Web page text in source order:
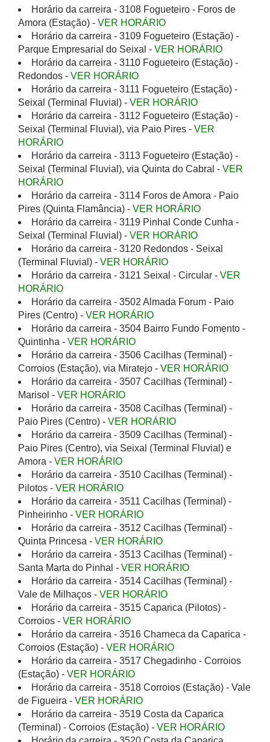
Horário da carreira - 3108 Fogueteiro - Foros de
Amora (Estação) - VER HORÁRIO
Horário da carreira - 3109 Fogueteiro (Estação) -
Parque Empresarial do Seixal - VER HORÁRIO
Horário da carreira - 3110 Fogueteiro (Estação) -
Redondos - VER HORÁRIO
Horário da carreira - 3111 Fogueteiro (Estação) -
Seixal (Terminal Fluvial) - VER HORÁRIO
Horário da carreira - 3112 Fogueteiro (Estação) -
Seixal (Terminal Fluvial), via Paio Pires - VER
HORÁRIO
Horário da carreira - 3113 Fogueteiro (Estação) -
Seixal (Terminal Fluvial), via Quinta do Cabral - VER
HORÁRIO
Horário da carreira - 3114 Foros de Amora - Paio
Pires (Quinta Flamância) - VER HORÁRIO
Horário da carreira - 3119 Pinhal Conde Cunha -
Seixal (Terminal Fluvial) - VER HORÁRIO
Horário da carreira - 3120 Redondos - Seixal
(Terminal Fluvial) - VER HORÁRIO
Horário da carreira - 3121 Seixal - Circular - VER
HORÁRIO
Horário da carreira - 3502 Almada Forum - Paio
Pires (Centro) - VER HORÁRIO
Horário da carreira - 3504 Bairro Fundo Fomento -
Quintinha - VER HORÁRIO
Horário da carreira - 3506 Cacilhas (Terminal) -
Corroios (Estação), via Miratejo - VER HORÁRIO
Horário da carreira - 3507 Cacilhas (Terminal) -
Marisol - VER HORÁRIO
Horário da carreira - 3508 Cacilhas (Terminal) -
Paio Pires (Centro) - VER HORÁRIO
Horário da carreira - 3509 Cacilhas (Terminal) -
Paio Pires (Centro), via Seixal (Terminal Fluvial) e
Amora - VER HORÁRIO
Horário da carreira - 3510 Cacilhas (Terminal) -
Pilotos - VER HORÁRIO
Horário da carreira - 3511 Cacilhas (Terminal) -
Pinheirinho - VER HORÁRIO
Horário da carreira - 3512 Cacilhas (Terminal) -
Quinta Princesa - VER HORÁRIO
Horário da carreira - 3513 Cacilhas (Terminal) -
Santa Marta do Pinhal - VER HORÁRIO
Horário da carreira - 3514 Cacilhas (Terminal) -
Vale de Milhaços - VER HORÁRIO
Horário da carreira - 3515 Caparica (Pilotos) -
Corroios - VER HORÁRIO
Horário da carreira - 3516 Charneca da Caparica -
Corroios (Estação) - VER HORÁRIO
Horário da carreira - 3517 Chegadinho - Corroios
(Estação) - VER HORÁRIO
Horário da carreira - 3518 Corroios (Estação) - Vale
de Figueira - VER HORÁRIO
Horário da carreira - 3519 Costa da Caparica
(Terminal) - Corroios (Estação) - VER HORÁRIO